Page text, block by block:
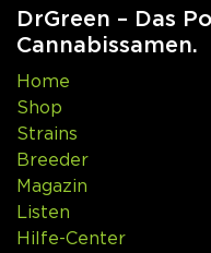
DrGreen – Das
Cannabissamen.
Home
Shop
Strains
Breeder
Magazin
Listen
Hilfe-Center